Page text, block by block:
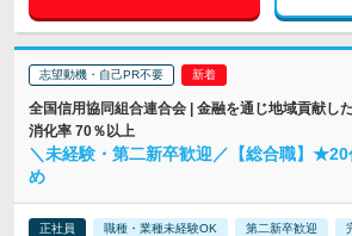
志望動機・自己PR不要
全国信用協同組合連合会 | 金融を通じ地域貢献
消化率 70％以上
＼未経験・第二新卒歓迎／【総合職】
め
正社員 職種・業種未経験OK 第二新卒歓迎